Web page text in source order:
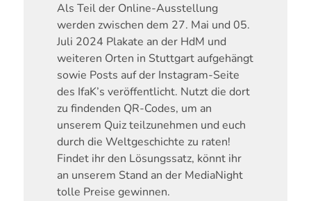
Als Teil der Online-Ausstellung
werden zwischen dem 27. Mai und 05.
Juli 2024 Plakate an der HdM und
weiteren Orten in Stuttgart aufgehängt
sowie Posts auf der Instagram-Seite
des IfaK’s veröffentlicht. Nutzt die dort
zu findenden QR-Codes, um an
unserem Quiz teilzunehmen und euch
durch die Weltgeschichte zu raten!
Findet ihr den Lösungssatz, könnt ihr
an unserem Stand an der MediaNight
tolle Preise gewinnen.